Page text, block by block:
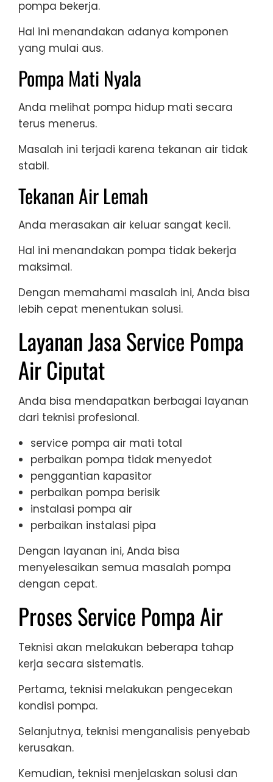
pompa bekerja.
Hal ini menandakan adanya komponen
yang mulai aus.
Pompa Mati Nyala
Anda melihat pompa hidup mati secara
terus menerus.
Masalah ini terjadi karena tekanan air tidak
stabil.
Tekanan Air Lemah
Anda merasakan air keluar sangat kecil.
Hal ini menandakan pompa tidak bekerja
maksimal.
Dengan memahami masalah ini, Anda bisa
lebih cepat menentukan solusi.
Layanan Jasa Service Pompa
Air Ciputat
Anda bisa mendapatkan berbagai layanan
dari teknisi profesional.
service pompa air mati total
perbaikan pompa tidak menyedot
penggantian kapasitor
perbaikan pompa berisik
instalasi pompa air
perbaikan instalasi pipa
Dengan layanan ini, Anda bisa
menyelesaikan semua masalah pompa
dengan cepat.
Proses Service Pompa Air
Teknisi akan melakukan beberapa tahap
kerja secara sistematis.
Pertama, teknisi melakukan pengecekan
kondisi pompa.
Selanjutnya, teknisi menganalisis penyebab
kerusakan.
Kemudian, teknisi menjelaskan solusi dan